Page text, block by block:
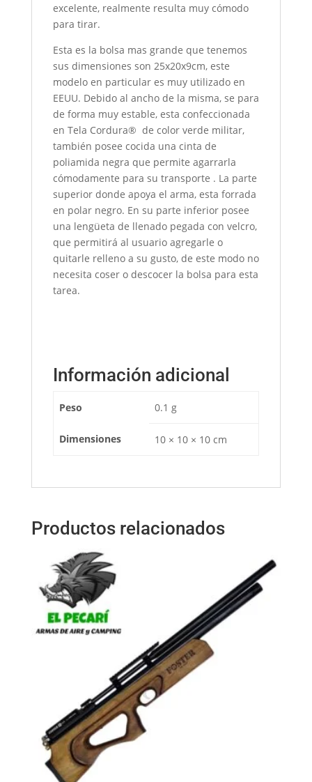
excelente, realmente resulta muy cómodo
para tirar.
Esta es la bolsa mas grande que tenemos
sus dimensiones son 25x20x9cm, este
modelo en particular es muy utilizado en
EEUU. Debido al ancho de la misma, se para
de forma muy estable, esta confeccionada
en Tela Cordura® de color verde militar,
también posee cocida una cinta de
poliamida negra que permite agarrarla
cómodamente para su transporte . La parte
superior donde apoya el arma, esta forrada
en polar negro. En su parte inferior posee
una lengüeta de llenado pegada con velcro,
que permitirá al usuario agregarle o
quitarle relleno a su gusto, de este modo no
necesita coser o descocer la bolsa para esta
tarea.
Información adicional
Peso 0.1 g
Dimensiones 10 × 10 × 10 cm
Productos relacionados